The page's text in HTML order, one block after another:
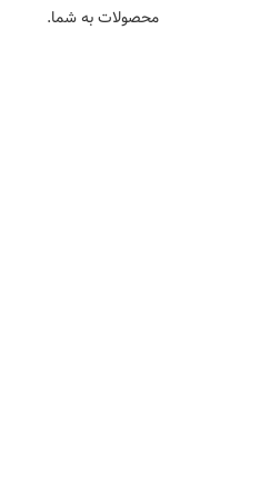
محصولات به شما.